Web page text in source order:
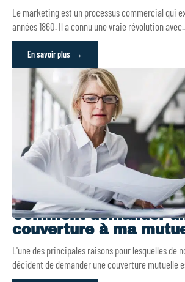
Le marketing est un processus commercial qui
années 1860. Il a connu une vraie révolution avec
En savoir plus
Comment demander
couverture à ma
L'une des principales raisons pour lesquelles de
décident de demander une couverture mutuelle